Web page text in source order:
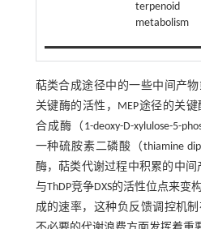
terpenoid
metabolism
萜类合成途径中的一些中间产
关键酶的活性，MEP途径的关
合成酶（1-deoxy-D-xylulose-5-
一种硫胺素二磷酸（thiamine
酶，萜类代谢过程中积累的中间
与ThDP竞争DXS的活性位点来变
成的速率，这种负反馈调控机